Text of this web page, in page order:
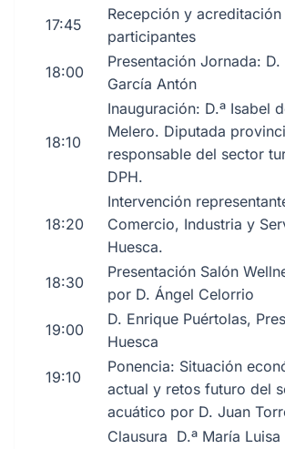
17:45
Recepción y acreditación
participantes
18:00
Presentación Jornada:
García Antón
18:10
Inauguración: D.ª Isabel
Melero. Diputada
responsable del sector
DPH.
18:20
Intervención
Comercio, Industria y
Huesca.
18:30
Presentación Salón
por D. Ángel Celorrio
19:00
D. Enrique Puértolas,
Huesca
19:10
Ponencia: Situación
actual y retos futuro del
acuático por D. Juan
Clausura D.ª María Luisa